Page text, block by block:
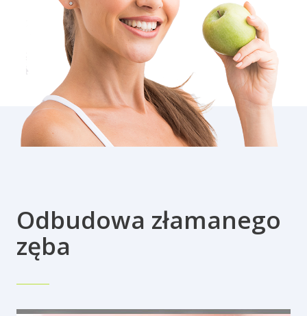
Odbudowa złamanego
zęba